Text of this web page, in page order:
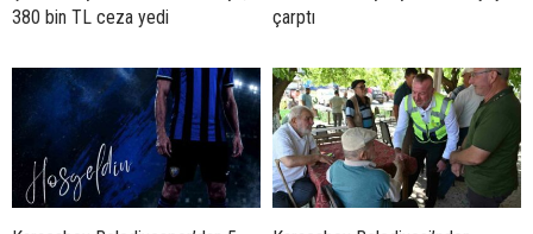
380 bin TL ceza yedi
çarptı